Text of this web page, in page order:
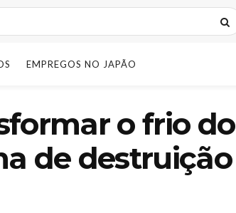
EMPREGOS NO JAPÃO
o frio do
de destruição